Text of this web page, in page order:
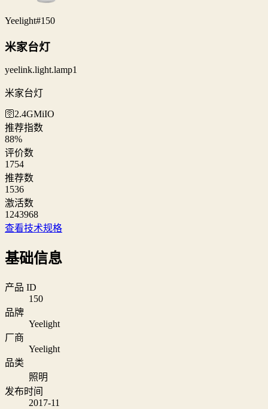
Yeelight#150
米家台灯
yeelink.light.lamp1
米家台灯
🛜2.4GMiIO
推荐指数
88%
评价数
1754
推荐数
1536
激活数
1243968
查看技术规格
基础信息
产品 ID
150
品牌
Yeelight
厂商
Yeelight
品类
照明
发布时间
2017-11